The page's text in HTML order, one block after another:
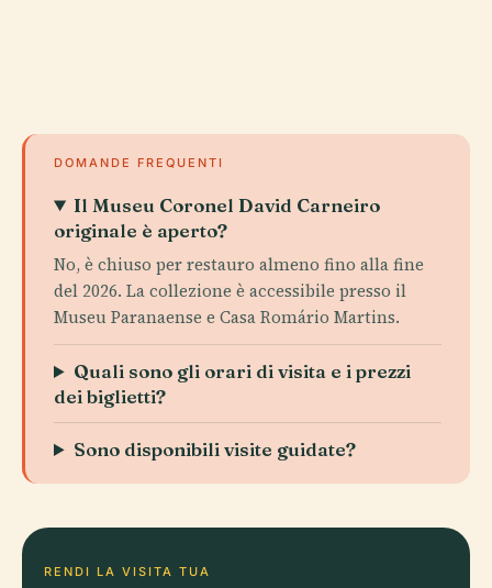
DOMANDE FREQUENTI
Il Museu Coronel David Carneiro
originale è aperto?
No, è chiuso per restauro almeno fino alla fine
del 2026. La collezione è accessibile presso il
Museu Paranaense e Casa Romário Martins.
Quali sono gli orari di visita e i prezzi
dei biglietti?
Sono disponibili visite guidate?
RENDI LA VISITA TUA